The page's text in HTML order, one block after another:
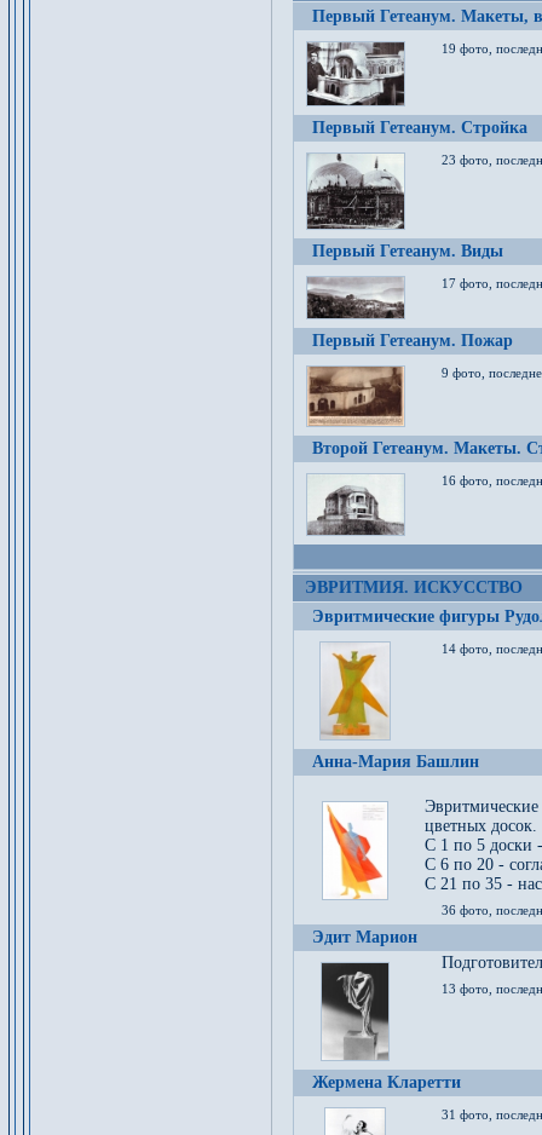
Первый Гетеанум. Макеты,
19 фото,
Первый Гетеанум. Стройка
23 фото,
Первый Гетеанум. Виды
17 фото,
Первый Гетеанум. Пожар
9 фото,
Второй Гетеанум. Макеты.
16 фото,
ЭВРИТМИЯ. ИСКУССТВО
Эвритмические фигуры
14 фото,
Анна-Мария Башлин
цветных досок.
С 1 по 5 доски
С 6 по 20 -
С 21 по 35 -
36 фото,
Эдит Марион
13 фото,
Жермена Кларетти
31 фото,